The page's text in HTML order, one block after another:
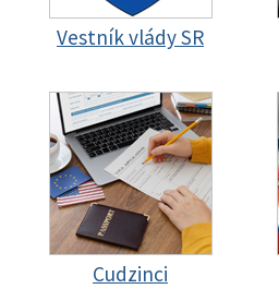
Vestník vlády SR
Cudzinci